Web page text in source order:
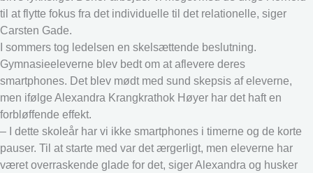
til at flytte fokus fra det individuelle til det relationelle, siger
Carsten Gade.
I sommers tog ledelsen en skelsættende beslutning.
Gymnasieeleverne blev bedt om at aflevere deres
smartphones. Det blev mødt med sund skepsis af eleverne,
men ifølge Alexandra Krangkrathok Høyer har det haft en
forbløffende effekt.
– I dette skoleår har vi ikke smartphones i timerne og de korte
pauser. Til at starte med var det ærgerligt, men eleverne har
været overraskende glade for det, siger Alexandra og husker